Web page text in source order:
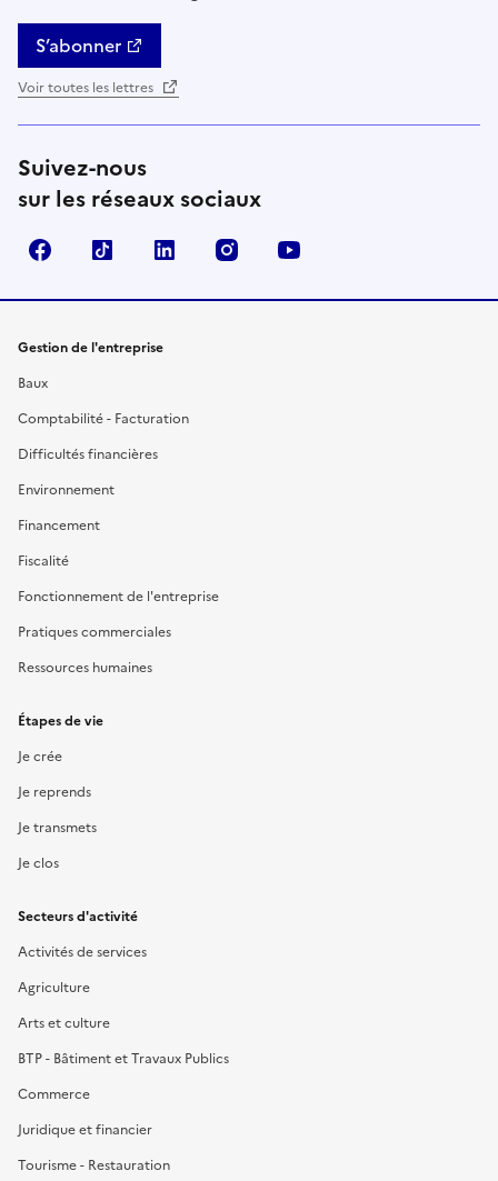
S’abonner
Voir toutes les lettres
Suivez-nous
sur les réseaux sociaux
FacebookTikTok Linkedin Instagram
Gestion de l'entreprise
Baux
Comptabilité - Facturation
Difficultés financières
Environnement
Financement
Fiscalité
Fonctionnement de l'entreprise
Pratiques commerciales
Ressources humaines
Étapes de vie
Je crée
Je reprends
Je transmets
Je clos
Secteurs d'activité
Activités de services
Agriculture
Arts et culture
BTP - Bâtiment et Travaux Publics
Commerce
Juridique et financier
Tourisme - Restauration